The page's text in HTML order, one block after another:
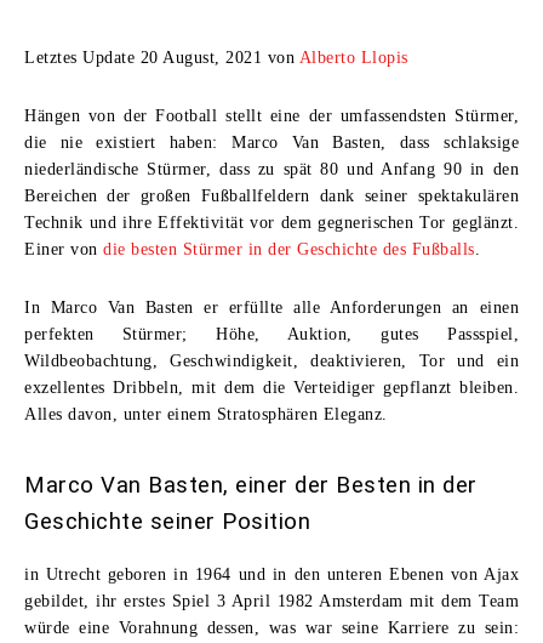
Letztes Update 20 August, 2021 von Alberto Llopis
Hängen von der Football stellt eine der umfassendsten Stürmer,
die nie existiert haben:
Marco Van Basten,
dass schlaksige
niederländische Stürmer, dass zu spät 80 und Anfang 90 in den
Bereichen der großen Fußballfeldern dank seiner spektakulären
Technik und ihre Effektivität vor dem gegnerischen Tor geglänzt.
Einer von die besten Stürmer in der Geschichte des Fußballs
In Marco Van Basten
er erfüllte alle Anforderungen an einen
perfekten Stürmer; Höhe, Auktion, gutes Passspiel,
Wildbeobachtung, Geschwindigkeit, deaktivieren, Tor und ein
exzellentes Dribbeln, mit dem die Verteidiger gepflanzt bleiben.
Alles davon, unter einem Stratosphären Eleganz.
Marco Van Basten, einer der Besten in der
Geschichte seiner Position
in Utrecht geboren in 1964 und in den unteren Ebenen von Ajax
gebildet, ihr erstes Spiel 3 April 1982 Amsterdam mit dem Team
würde eine Vorahnung dessen, was war seine Karriere zu sein: